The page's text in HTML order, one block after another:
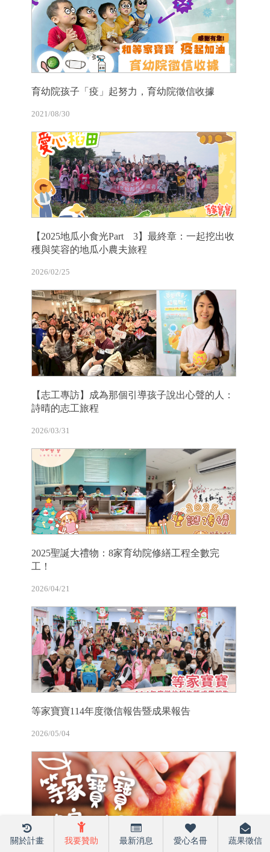
育幼院孩子「疫」起努力，育幼院徵信收據
2021/08/30
【2025地瓜小食光Part 3】最終章：一起挖出收
穫與笑容的地瓜小農夫旅程
2026/02/25
【志工專訪】成為那個引導孩子說出心聲的人：
詩晴的志工旅程
2026/03/31
2025聖誕大禮物：8家育幼院修繕工程全數完
工！
2026/04/21
等家寶寶114年度徵信報告暨成果報告
2026/05/04
關於計畫 我要贊助 最新消息 愛心名冊 蔬果徵信